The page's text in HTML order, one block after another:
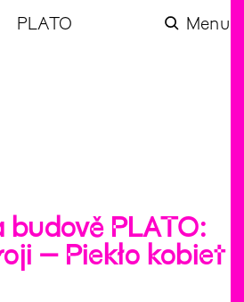
PLATO Menu
PLATO:
– Piekło kobiet